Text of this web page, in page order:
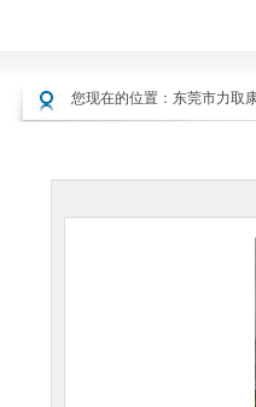
您现在的位置： 东莞市力取